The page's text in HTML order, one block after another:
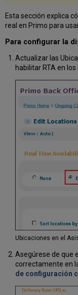
Esta sección explica
real en Primo para
Para configurar la
Actualizar las
habilitar RTA en
Ubicaciones en el
Asegúrese de que
correctamente en
de configuración